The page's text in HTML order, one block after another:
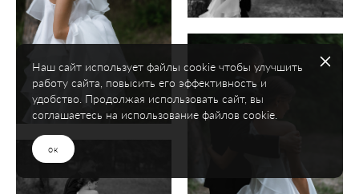
Наш сайт использует файлы cookie чтобы улучшить
работу сайта, повысить его эффективность и
удобство. Продолжая использовать сайт, вы
соглашаетесь на использование файлов cookie.
ок